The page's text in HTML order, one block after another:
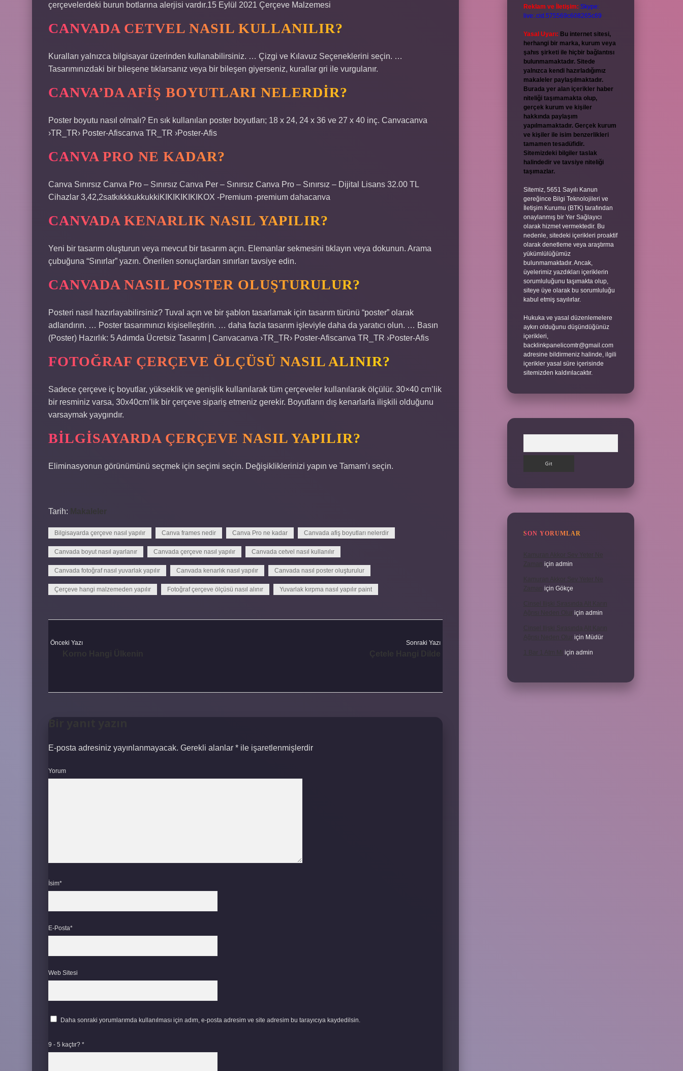
çerçevelerdeki burun botlarına alerjisi vardır.15 Eylül 2021 Çerçeve Malzemesi
CANVADA CETVEL NASIL KULLANILIR?
Kuralları yalnızca bilgisayar üzerinden kullanabilirsiniz. … Çizgi ve Kılavuz Seçeneklerini seçin. …
Tasarımınızdaki bir bileşene tıklarsanız veya bir bileşen giyerseniz, kurallar gri ile vurgulanır.
CANVA’DA AFIŞ BOYUTLARI NELERDIR?
Poster boyutu nasıl olmalı? En sık kullanılan poster boyutları; 18 x 24, 24 x 36 ve 27 x 40 inç. Canvacanva
›TR_TR› Poster-Afiscanva TR_TR ›Poster-Afis
CANVA PRO NE KADAR?
Canva Sınırsız Canva Pro – Sınırsız Canva Per – Sınırsız Canva Pro – Sınırsız – Dijital Lisans 32.00 TL
Cihazlar 3,42,2satkıkkkukkukkiKIKIKIKIKIKOX -Premium -premium dahacanva
CANVADA KENARLIK NASIL YAPILIR?
Yeni bir tasarım oluşturun veya mevcut bir tasarım açın. Elemanlar sekmesini tıklayın veya dokunun. Arama
çubuğuna “Sınırlar” yazın. Önerilen sonuçlardan sınırları tavsiye edin.
CANVADA NASIL POSTER OLUŞTURULUR?
Posteri nasıl hazırlayabilirsiniz? Tuval açın ve bir şablon tasarlamak için tasarım türünü “poster” olarak
adlandırın. … Poster tasarımınızı kişiselleştirin. … daha fazla tasarım işleviyle daha da yaratıcı olun. … Basın
(Poster) Hazırlık: 5 Adımda Ücretsiz Tasarım | Canvacanva ›TR_TR› Poster-Afiscanva TR_TR ›Poster-Afis
FOTOĞRAF ÇERÇEVE ÖLÇÜSÜ NASIL ALINIR?
Sadece çerçeve iç boyutlar, yükseklik ve genişlik kullanılarak tüm çerçeveler kullanılarak ölçülür. 30×40 cm’lik
bir resminiz varsa, 30x40cm’lik bir çerçeve sipariş etmeniz gerekir. Boyutların dış kenarlarla ilişkili olduğunu
varsaymak yaygındır.
BILGISAYARDA ÇERÇEVE NASIL YAPILIR?
Eliminasyonun görünümünü seçmek için seçimi seçin. Değişikliklerinizi yapın ve Tamam’ı seçin.
Tarih: Makaleler
Bilgisayarda çerçeve nasıl yapılır Canva frames nedir Canva Pro ne kadar Canvada afiş boyutları nelerdir
Canvada boyut nasıl ayarlanır Canvada çerçeve nasıl yapılır Canvada cetvel nasıl kullanılır
Canvada fotoğraf nasıl yuvarlak yapılır Canvada kenarlık nasıl yapılır Canvada nasıl poster oluşturulur
Çerçeve hangi malzemeden yapılır Fotoğraf çerçeve ölçüsü nasıl alınır Yuvarlak kırpma nasıl yapılır paint
Önceki Yazı Sonraki Yazı
E-posta adresiniz yayınlanmayacak. Gerekli alanlar * ile işaretlenmişlerdir
Yorum
İsim*
E-Posta*
Web Sitesi
Daha sonraki yorumlarımda kullanılması için adım, e-posta adresim ve site adresim bu tarayıcıya kaydedilsin.
9 - 5 kaçtır? *
Reklam ve İletişim: Skype:
live:.cid.575569c608265c69
Yasal Uyarı: Bu internet sitesi,
herhangi bir marka, kurum veya
şahıs şirketi ile hiçbir bağlantısı
bulunmamaktadır. Sitede
yalnızca kendi hazırladığımız
makaleler paylaşılmaktadır.
Burada yer alan içerikler haber
niteliği taşımamakta olup,
gerçek kurum ve kişiler
hakkında paylaşım
yapılmamaktadır. Gerçek kurum
ve kişiler ile isim benzerlikleri
tamamen tesadüfidir.
Sitemizdeki bilgiler taslak
halindedir ve tavsiye niteliği
taşımazlar.
Sitemiz, 5651 Sayılı Kanun
gereğince Bilgi Teknolojileri ve
İletişim Kurumu (BTK) tarafından
onaylanmış bir Yer Sağlayıcı
olarak hizmet vermektedir. Bu
nedenle, sitedeki içerikleri proaktif
olarak denetleme veya araştırma
yükümlülüğümüz
bulunmamaktadır. Ancak,
üyelerimiz yazdıkları içeriklerin
sorumluluğunu taşımakta olup,
siteye üye olarak bu sorumluluğu
kabul etmiş sayılırlar.
Hukuka ve yasal düzenlemelere
aykırı olduğunu düşündüğünüz
içerikleri,
backlinkpanelicomtr@gmail.com
adresine bildirmeniz halinde, ilgili
içerikler yasal süre içerisinde
sitemizden kaldırılacaktır.
SON YORUMLAR
için admin
için Gökçe
için admin
için Müdür
için admin